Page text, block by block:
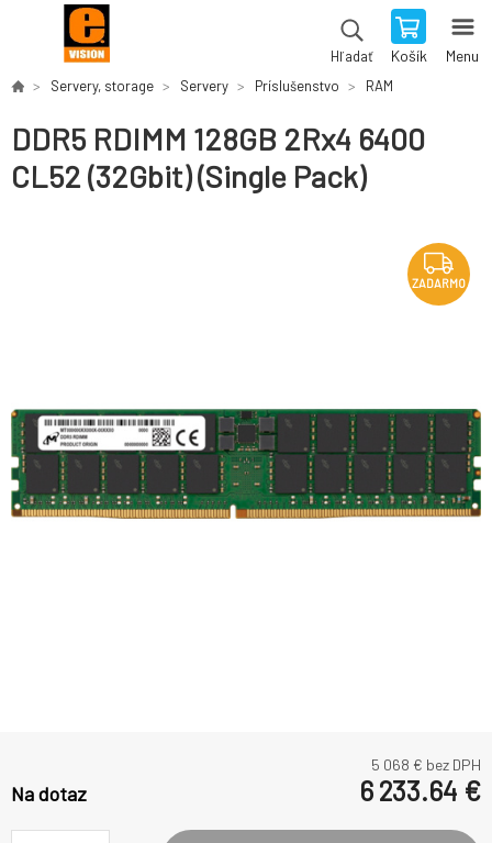
Hľadať Košík Menu
Servery, storage Servery Príslušenstvo RAM
DDR5 RDIMM 128GB 2Rx4 6400
CL52 (32Gbit) (Single Pack)
ZADARMO
5 068 € bez DPH
Na dotaz 6 233.64 €